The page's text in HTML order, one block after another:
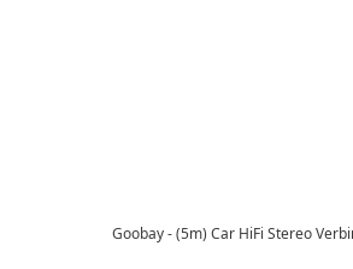
Goobay - (5m) Car HiFi Stereo